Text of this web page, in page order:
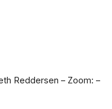
Reddersen – Zoom: –